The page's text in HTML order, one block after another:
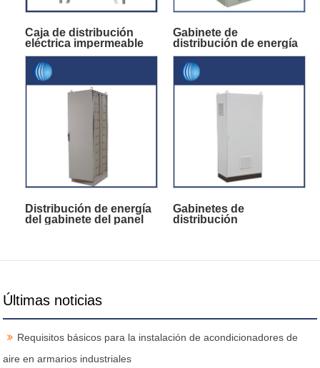
Caja de distribución
eléctrica impermeable
Gabinete de
distribución de energía
Distribución de energía
del gabinete del panel
Gabinetes de
distribución
Últimas noticias
Requisitos básicos para la instalación de acondicionadores de
aire en armarios industriales